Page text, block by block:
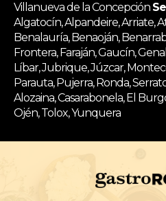
Villanueva de la Concepción
Algatocín, Alpandeire, Arriate,
Benalauría, Benaoján,
Frontera, Faraján, Gaucín,
Líbar, Jubrique, Júzcar,
Parauta, Pujerra, Ronda,
Alozaina, Casarabonela, El
Ojén, Tolox, Yunquera